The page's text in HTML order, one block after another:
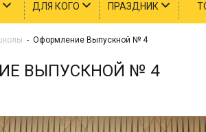
ДЛЯ КОГО ПРАЗДНИК
- Оформление Выпускной № 4
ВЫПУСКНОЙ № 4